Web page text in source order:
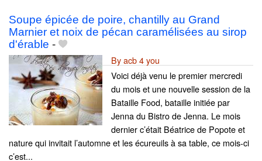
Soupe épicée de poire, chantilly au Grand
Marnier et noix de pécan caramélisées au sirop
d'érable -
By acb 4 you
Voici déjà venu le premier mercredi
du mois et une nouvelle session de la
Bataille Food, bataille initiée par
Jenna du Bistro de Jenna. Le mois
dernier c’était Béatrice de Popote et
nature qui invitait l’automne et les écureuils à sa table, ce mois-ci
c’est...